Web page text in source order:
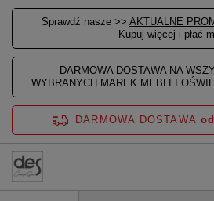
Sprawdź nasze >> AKTUALNE
Kupuj więcej i płać
DARMOWA DOSTAWA NA
WYBRANYCH MAREK MEBLI I
DARMOWA DOSTAWA